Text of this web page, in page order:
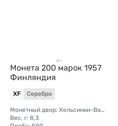
Монета 200 марок 1957
Финляндия
XF Серебро
Монетный двор: Хельсинки-Вантаа
Вес, г: 8,3